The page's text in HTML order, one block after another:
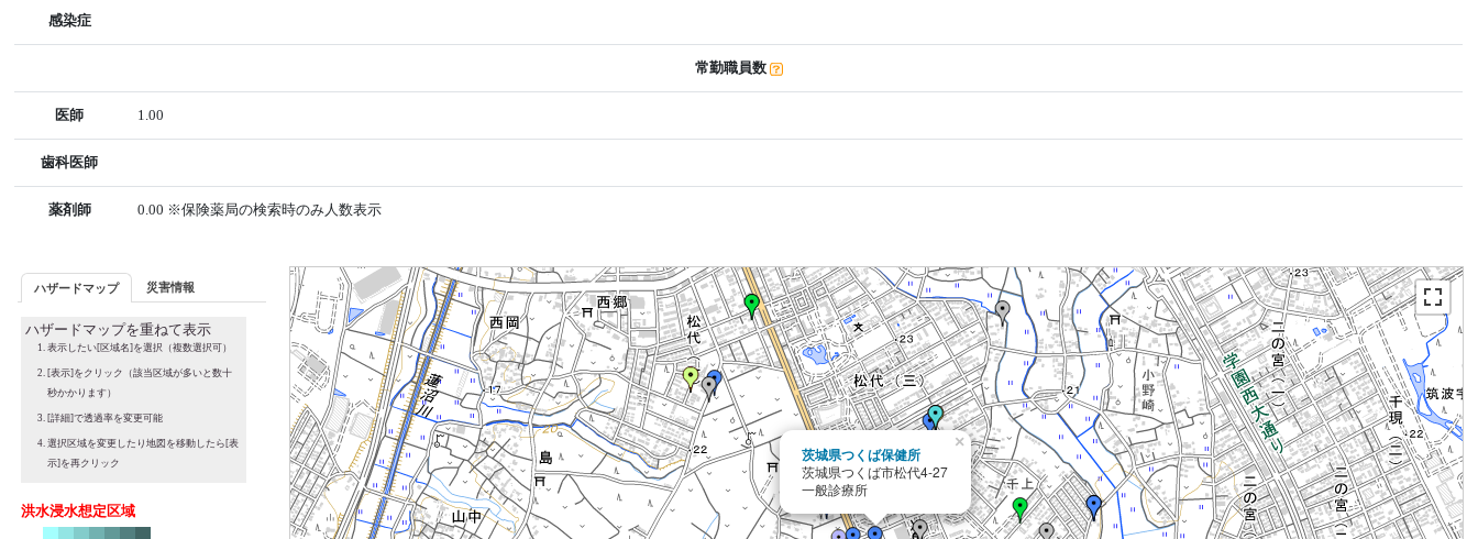
感染症
常勤職員数
医師 1.00
歯科医師
薬剤師 0.00 ※保険薬局の検索時のみ人数表示
ハザードマップ 災害情報
ハザードマップを重ねて表示
表示したい[区域名]を選択（複数選択可）
[表示]をクリック（該当区域が多いと数十
秒かかります）
[詳細]で透過率を変更可能
選択区域を変更したり地図を移動したら[表
示]を再クリック
洪水浸水想定区域
茨城県つくば保健所
茨城県つくば市松代4-27
一般診療所
×